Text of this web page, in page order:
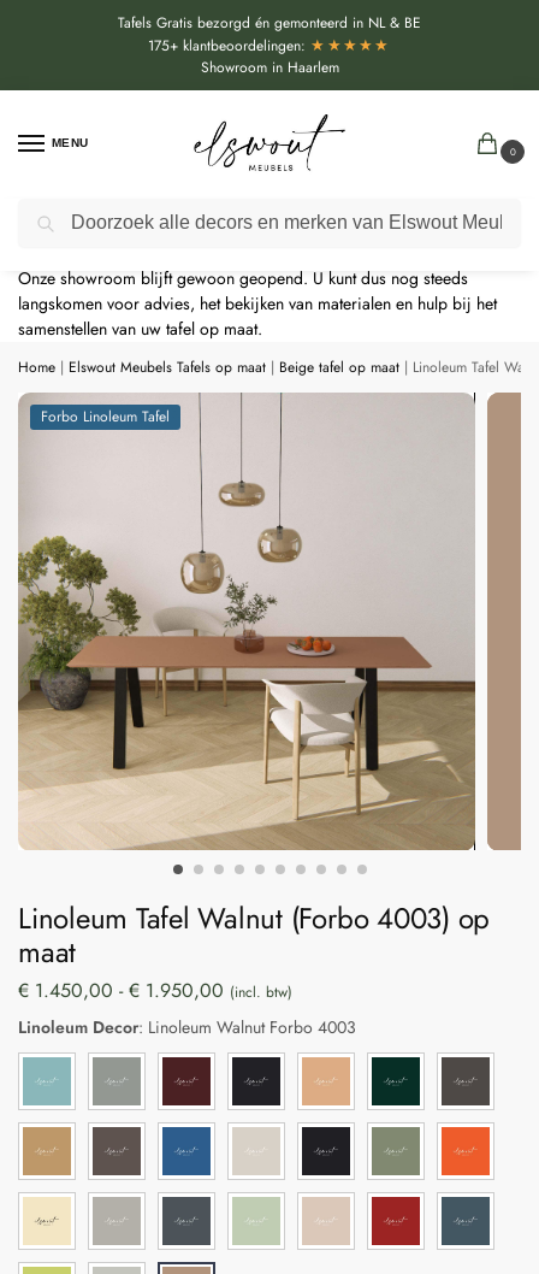
Tafels Gratis bezorgd én gemonteerd in NL & BE
175+ klantbeoordelingen: ★★★★★
Showroom in Haarlem
MENU
0
Door de bouwvakperiode geldt momenteel een extra levertijd van
circa 3 weken bovenop de reguliere levertijd.
Onze showroom blijft gewoon geopend. U kunt dus nog steeds
langskomen voor advies, het bekijken van materialen en hulp bij het
samenstellen van uw tafel op maat.
Home | Elswout Meubels Tafels op maat | Beige tafel op maat | Linoleum Tafel
Forbo Linoleum Tafel
Linoleum Tafel Walnut (Forbo 4003) op
maat
€ 1.450,00 - € 1.950,00 (incl. btw)
Linoleum Decor: Linoleum Walnut Forbo 4003